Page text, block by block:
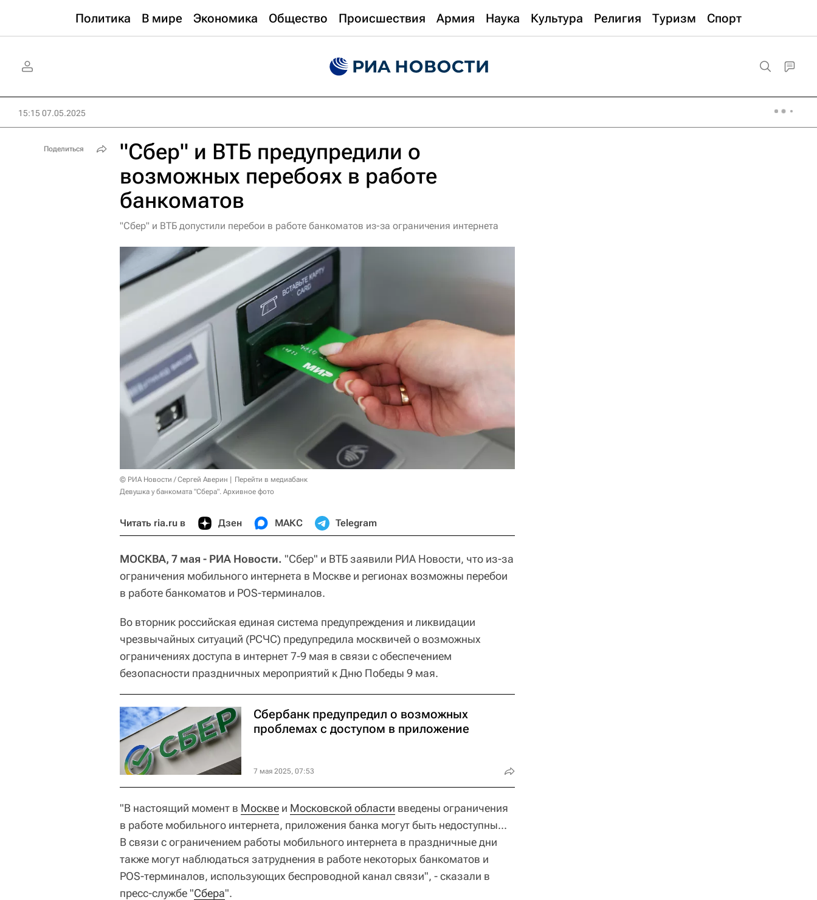
Политика В мире Экономика Общество Происшествия Армия Наука Культура Религия Туризм Спорт
15:15 07.05.2025
"Сбер" и ВТБ предупредили о
возможных перебоях в работе
банкоматов
"Сбер" и ВТБ допустили перебои в работе банкоматов из-за ограничения интернета
© РИА Новости / Сергей Аверин
Перейти в медиабанк
Девушка у банкомата "Сбера". Архивное фото
Читать ria.ru в Дзен МАКС Telegram
МОСКВА, 7 мая - РИА Новости. "Сбер" и ВТБ заявили РИА Новости, что из-за
ограничения мобильного интернета в Москве и регионах возможны перебои
в работе банкоматов и POS-терминалов.
Во вторник российская единая система предупреждения и ликвидации
чрезвычайных ситуаций (РСЧС) предупредила москвичей о возможных
ограничениях доступа в интернет 7-9 мая в связи с обеспечением
безопасности праздничных мероприятий к Дню Победы 9 мая.
Сбербанк предупредил о возможных
проблемах с доступом в приложение
7 мая 2025, 07:53
"В настоящий момент в Москве и Московской области введены ограничения
в работе мобильного интернета, приложения банка могут быть недоступны...
В связи с ограничением работы мобильного интернета в праздничные дни
также могут наблюдаться затруднения в работе некоторых банкоматов и
POS-терминалов, использующих беспроводной канал связи", - сказали в
пресс-службе "Сбера".
Поделиться